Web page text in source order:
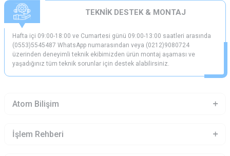
TEKNİK DESTEK & MONTAJ
Hafta içi 09:00-18:00 ve Cumartesi günü 09:00-13:00 saatleri arasında
(0553)5545487 WhatsApp numarasından veya (0212)9080724
üzerinden deneyimli teknik ekibimizden ürün montaj aşaması ve
yaşadığınız tüm teknik sorunlar için destek alabilirsiniz.
Atom Bilişim
İşlem Rehberi